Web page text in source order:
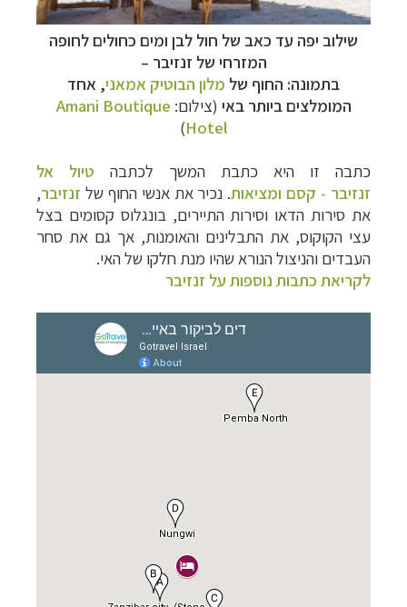
שילוב יפה עד כאב של חול לבן ומים כחולים לחופה
המזרחי של זנזיבר –
בתמונה: החוף של מלון הבוטיק אמאני, אחד
המומלצים ביותר באי (צילום: Amani Boutique
Hotel
)
כתבה זו היא כתבת המשך לכתבה טיול אל
זנזיבר - קסם ומציאות. נכיר את אנשי החוף של זנזיבר,
את סירות הדאו וסירות התיירים, בונגלוס קסומים בצל
עצי הקוקוס, את התבלינים והאומנות, אך גם את סחר
העבדים והניצול הנורא שהיו מנת חלקו של האי.
לקריאת כתבות נוספות על זנזיבר